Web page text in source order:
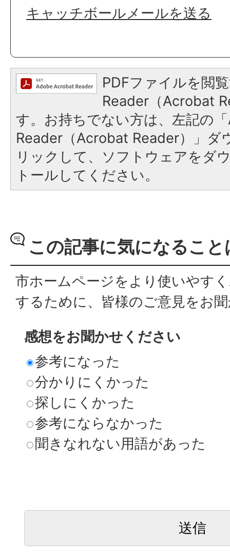
キャッチボールメールを送る
PDFファイルを閲
Reader（Acrobat
す。お持ちでない方は、左記の
Reader（Acrobat Reader）」ダ
リックして、ソフトウェアをダ
トールしてください。
この記事に気になるこ
市ホームページをより使いやす
するために、皆様のご意見をお
感想をお聞かせください
参考になった
分かりにくかった
探しにくかった
参考にならなかった
聞きなれない用語があった